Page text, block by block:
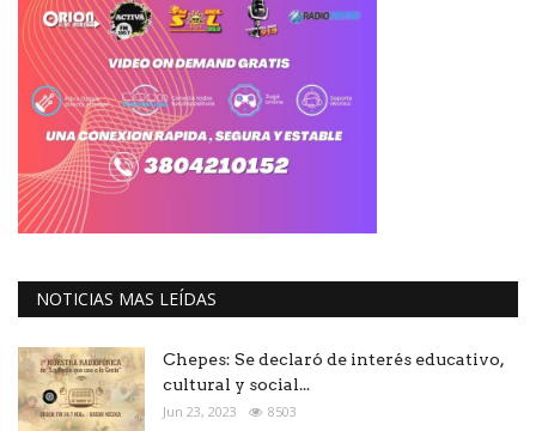
NOTICIAS MAS LEÍDAS
Chepes: Se declaró de interés educativo,
cultural y social...
Jun 23, 2023 8503